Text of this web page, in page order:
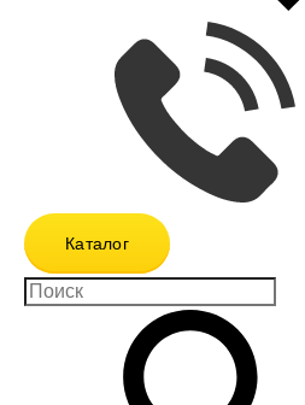
Каталог